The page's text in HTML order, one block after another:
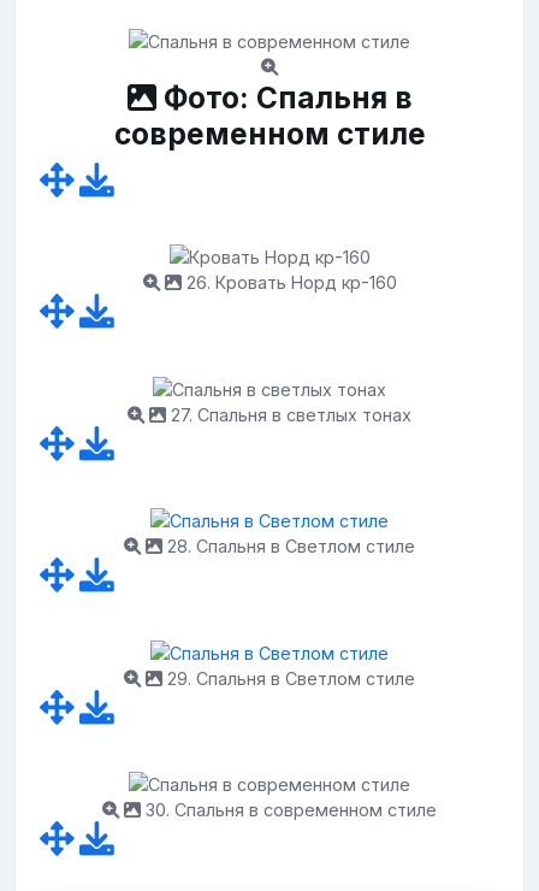
Фото: Спальня в
современном стиле
26. Кровать Норд кр-160
27. Спальня в светлых тонах
28. Спальня в Светлом стиле
29. Спальня в Светлом стиле
30. Спальня в современном стиле